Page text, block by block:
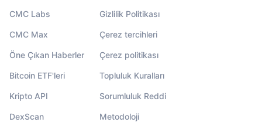
CMC Labs
CMC Max
Öne Çıkan Haberler
Bitcoin ETF'leri
Kripto API
DexScan
Gizlilik Politikası
Çerez tercihleri
Çerez politikası
Topluluk Kuralları
Sorumluluk Reddi
Metodoloji